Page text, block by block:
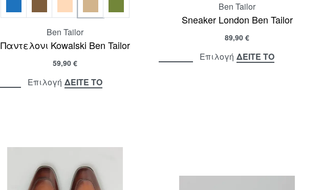
Ben Tailor
Παντελονι Kowalski Ben Tailor
59,90 €
Επιλογή ΔΕΙΤΕ ΤΟ
Ben Tailor
Sneaker London Ben Tailor
89,90 €
Επιλογή ΔΕΙΤΕ ΤΟ